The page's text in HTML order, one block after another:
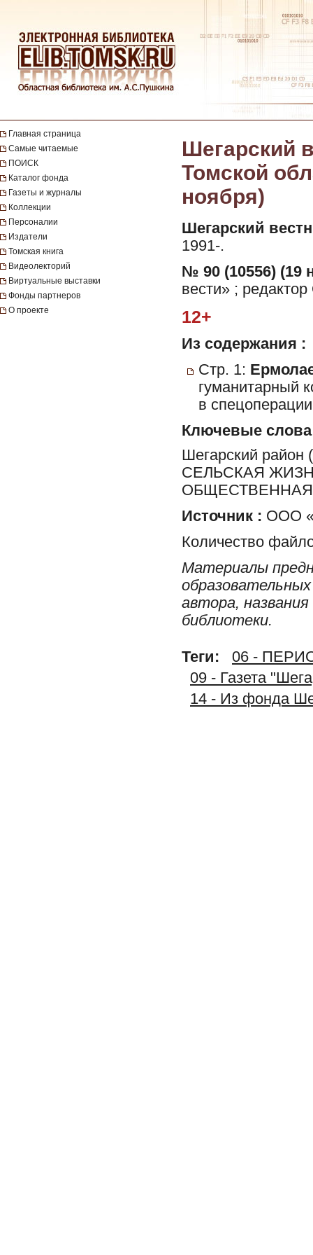
Главная страница
Самые читаемые
ПОИСК
Каталог фонда
Газеты и журналы
Коллекции
Персоналии
Издатели
Томская книга
Видеолекторий
Виртуальные выставки
Фонды партнеров
О проекте
Шегарский
Томской
ноября)
Шегарский
1991-.
№ 90 (10556) (19
вести» ;
12+
Из содержания :
Стр. 1:
гуманитарный
в
Ключевые слова
Шегарский
СЕЛЬСКАЯ
Источник : ООО
Количество
Материалы
автора,
библиотеки.
Теги:
06 -
09 - Газета
14 - Из фонда